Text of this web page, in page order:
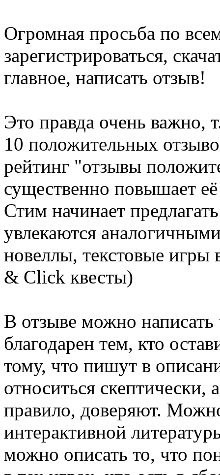
Огромная просьба по
зарегистрироваться,
главное, написать отзыв!
Это правда очень важно,
10 положительных
рейтинг "отзывы
существенно повышает
Стим начинает
увлекаются
новеллы, текстовые игры
& Click квесты)
В отзыве можно
благодарен тем, кто
тому, что пишут в
относиться скептически,
правило, доверяют.
интерактивной
можно описать то, что